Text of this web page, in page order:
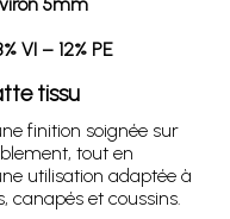
VI – 12% PE
tissu
finition soignée sur
tout en
utilisation adaptée à
canapés et coussins.